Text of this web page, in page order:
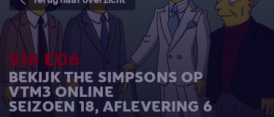
S18 E06
BEKIJK THE SIMPSONS OP
VTM3 ONLINE
SEIZOEN 18, AFLEVERING 6